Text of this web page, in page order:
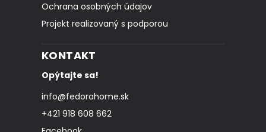
Ochrana osobných údajov
Projekt realizovaný s podporou
KONTAKT
Opýtajte sa!
info@fedorahome.sk
+421 918 608 662